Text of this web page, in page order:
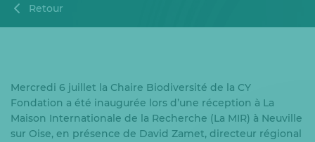
Retour
Mercredi 6 juillet la Chaire Biodiversité de la CY
Fondation a été inaugurée lors d’une réception à La
Maison Internationale de la Recherche (La MIR) à Neuville
sur Oise, en présence de David Zamet, directeur régional